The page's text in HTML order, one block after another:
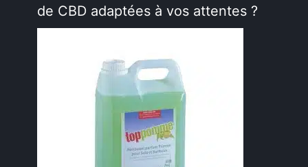
de CBD adaptées à vos attentes ?